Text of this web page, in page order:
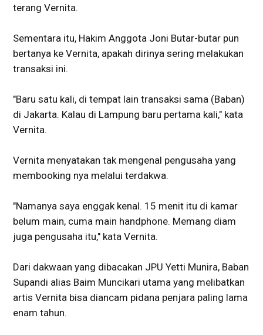
terang Vernita.
Sementara itu, Hakim Anggota Joni Butar-butar pun
bertanya ke Vernita, apakah dirinya sering melakukan
transaksi ini.
"Baru satu kali, di tempat lain transaksi sama (Baban)
di Jakarta. Kalau di Lampung baru pertama kali," kata
Vernita.
Vernita menyatakan tak mengenal pengusaha yang
membooking nya melalui terdakwa.
"Namanya saya enggak kenal. 15 menit itu di kamar
belum main, cuma main handphone. Memang diam
juga pengusaha itu," kata Vernita.
Dari dakwaan yang dibacakan JPU Yetti Munira, Baban
Supandi alias Baim Muncikari utama yang melibatkan
artis Vernita bisa diancam pidana penjara paling lama
enam tahun.